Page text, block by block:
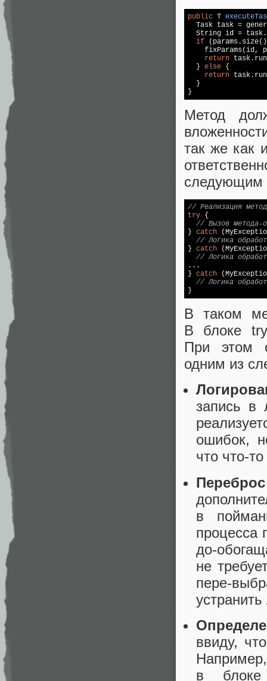
public T
Task task =
String id =
if
fixParams(id,
return
  }
else {
return
  }
}
Метод
так же как
следующим
// Реализация
try {
// Вызов метода-
} catch
// Логика
} catch
// Логика
...
} catch
// Логика
}
В таком
В блоке
При этом
одним из
запись в
ошибок,
что
в
процесса
не
ввиду,
в